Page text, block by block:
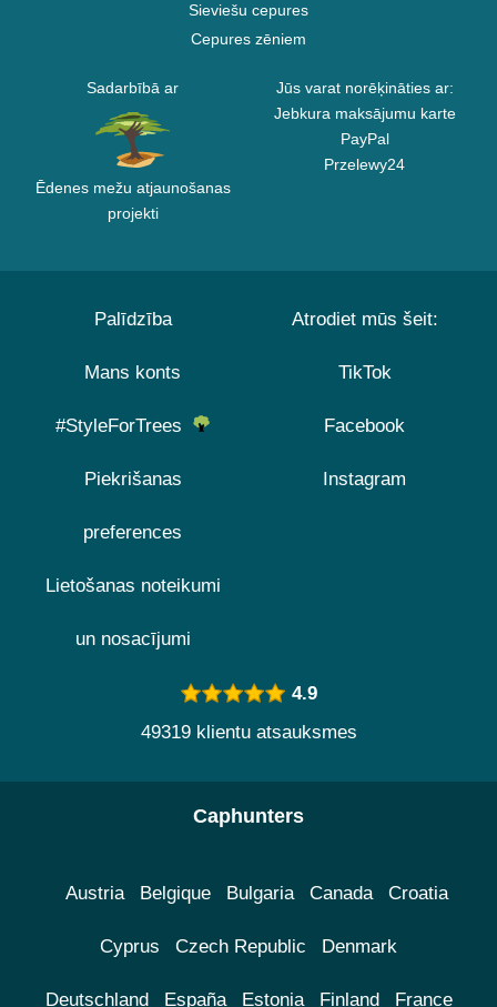
Sieviešu cepures
Cepures zēniem
Sadarbībā ar
Ēdenes mežu atjaunošanas
projekti
Jūs varat norēķināties ar:
Jebkura maksājumu karte
PayPal
Przelewy24
Palīdzība
Mans konts
#StyleForTrees
Piekrišanas
preferences
Lietošanas noteikumi
un nosacījumi
Atrodiet mūs šeit:
TikTok
Facebook
Instagram
4.9
49319 klientu atsauksmes
Caphunters
Austria Belgique Bulgaria Canada Croatia
Cyprus Czech Republic Denmark
Deutschland España Estonia Finland France